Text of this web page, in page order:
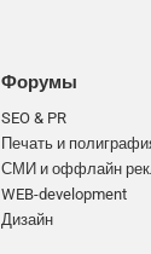
Форумы
SEO & PR
Печать и
СМИ и оффлайн
WEB-development
Дизайн